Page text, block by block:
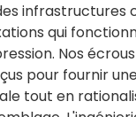
infrastructures
qui
Nos
pour fournir
tout en